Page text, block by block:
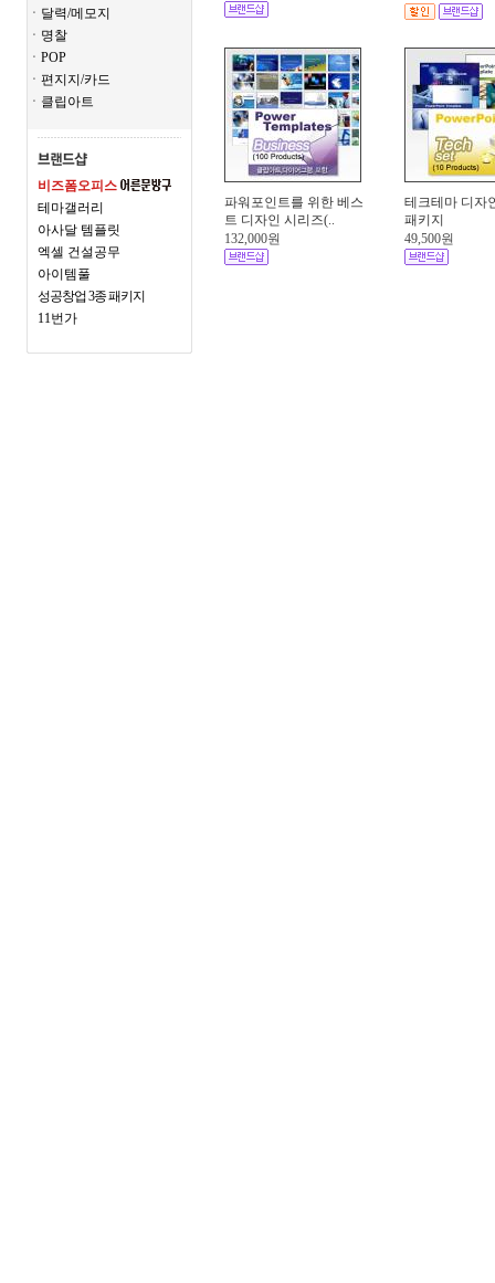
ㆍ달력/메모지
ㆍ명찰
ㆍPOP
ㆍ편지지/카드
ㆍ클립아트
비즈폼오피스
테마갤러리
아사달 템플릿
엑셀 건설공무
아이템풀
성공창업 3종 패키지
11번가
파워포인트를 위한 베스
트 디자인 시리즈(..
132,000원
테크테마 디자
패키지
49,500원